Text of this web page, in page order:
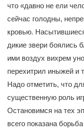
что «давно не ели
сейчас голодны,
кровью.
дикие звери боялись
ими воздух вихрем
перехитрил иныжей и
Надо отметить, что
существенную роль
Остановимся на тех
всего показана